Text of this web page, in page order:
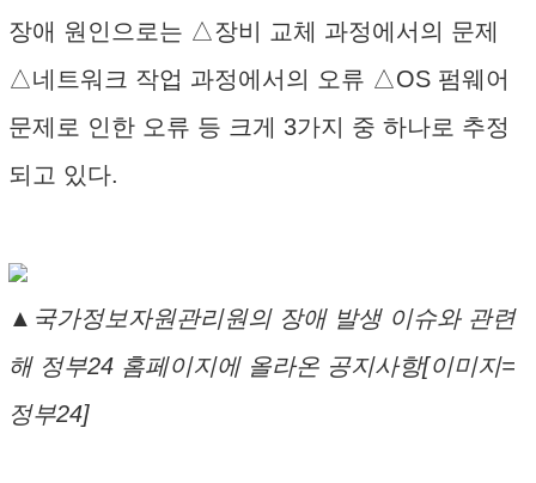
장애 원인으로는 △장비 교체 과정에서의 문제
△네트워크 작업 과정에서의 오류 △OS 펌웨어
문제로 인한 오류 등 크게 3가지 중 하나로 추정
되고 있다.
▲국가정보자원관리원의 장애 발생 이슈와 관련
해 정부24 홈페이지에 올라온 공지사항[이미지=
정부24]